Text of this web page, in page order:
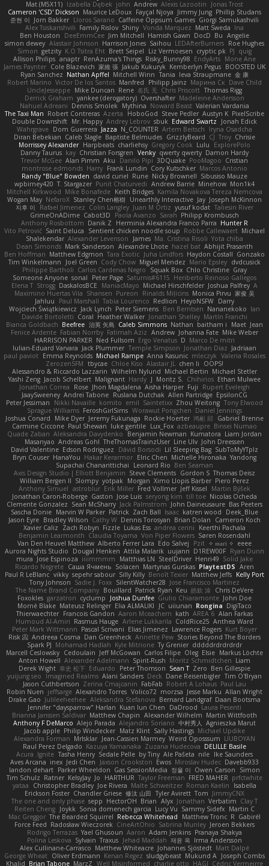
Mat (M5X11) Izabella Dębek john Andrew Alexis Lazootin
Jonas Trost
Cameron 'CSD' Dickson Maurice LeDoux Fayçal Njoya Jimmy Jung Phillip Studans
준현 이 Jorn Bakker Lloros Sarano Caffeine Oppsum Games Giorgi Samukashvili
Alex Tsiskarishvili Family Rislov Shiny Vonda Marquez Matt Sweda Ina
Ben Houston
DeeEmmCee Jim Mitchell Hamish Gawn DocD Bu Angelie
simon dewey Alastair Johnson Harrison Jones Saihou LEDAfterBurners Roe Hughes
Simon getzity K.O Tsitra Eht Brett Seipel Liz Vermoesen cryptic pk PJ quig
Allison Philips anaptr RenAzuma's Things Risky_Bunny98 EndyArts Mone Ane
James Paynter Cole Blazevich 家維 張 Jakub Kukuryk Kemberlyn Pegus BOOSTED UK
Ryan Sanchez Nathan Apffel Mitchell Winn Tania Ieva Straupmane 金 康
Robert Marino Victor De los Santos Manfred Philipp Jainz Марина Ск Dave Child
UncleJesseppe Mike Duncan Rene 名氏 无 Chris Priscott Thomas Rigg
Derrick Graham yankee (derogatory) Overshafter Madeleine Andersson
Nahuel Adreani Dennis Smolek Mythina Noward Beast Valerian Vardania
The Taxi Man Robert Contreras Azerta HoboGod Steve Pedler Austyn K PixelScribe
Double Downshift Mr. Happy Andrey Lebrov sbuk Edward Swartz
Jonah Edick
Wahrgrave Dom Guerrera Jazza N_COUNTER Artem Beitsch
Iryna Osadcha
Diran Bebekian Caleb Slagle Baptiste Belmudes GrizzlyBeard CJ Troy Chrisie
Morrissey Alexander Harpbeats charliehsy Gregory Cook Lulu
ExplorePolo
Danny Taurus kay Christian Forsgren Venky qwerty qwerty Damon Hardy
Trevor McGee Alan Pimm Aku Danilo Pipi 3DQuake PooMagoo Cristian
montrose edmonds Harry Frank Lundin Cory Kutschker Marcos Antonio
Randy "Blue" Bowden david curiel Rune Nicky Brownell Sibusiso Mauze
wpbirney420 T. Stargazer Punit Chaturvedi Andrew Barrie Minehow Mon1k4
Mitchell Kirkwood Mike Bonafede Keith Bridges Kamila Novakova Tereza Nemcova
Wogan May NefaroX Stanley Chen榕樹 Unearthly Interactive Jay Joseph McKinnon
지후 이
Rafael Jimenez Colin Langley Juan M Ortiz yusuf kodat Taliesin River
GrimeOnADime Cabot3D Paola Avanzo Sarah Philipp Krombusch
Anthony Rosbottom Danik Z Herminia Alexandra Franco Parra Hunter R
Vito Petrović Saint Deluca Sentient chicken noodle soup Robbe Callewaert Michael
Shalekendar Alexander Levenson James Ma. Cristina Risoli Yota chiba
Dean Simonds Mark Sanderson Alexandre Lhote hazel bat Abhijit Prasanth
Ben Hoffman Matthew Edgmon Tara Exotic Juha Lindfors Haydon Costall Gonzako
Tim Winkelmann
Joel Green Cody Chow Miguel Mendez Mario Epsley dvdcusick
Philippe Bartholi Carlos Cardenas Negro Squak Box Chlo Christine Gray
Someone Anyone sonal Peter Page Saturnis#6115 Heriberto Reinoso Gallegos
Elena T Strogg DaskalosBCE ManiacMayo Michael Hirschfelder Joshua Palfrey A
Maximino Huertas Vila Shansen Pureon Rinalds Miļicins Monica Pirvu 家俊 吴
Jahluu
Paul Marshall Tabia Lourenco Redlion HeyoNSFW Darry
Wojciech Świątkiewicz Jack Lynch Peter Siemens Ben Berntsen Nananekoko Ian
Davide Bortoletti Coral Heather Walker Jonathan Shelley Martín Franchi
Bianca Goldbach Beefree 治英 矢島 Caleb Simmons Nathan baitham i Maet Jean
Fenice Ardente Fabian Norrby Fatimah Aziz Andrew Johanna Fate Mike Weber
HARRISON PARKER Ned Fullsom Ergo Venatus D Marco De mitri
Iulian-Eduard Varvara Jack Plummer Temple Simpson Jonathan Diaz Jadriaan
paul paviot Emma Reynolds Michael Rampe Anna Kasunic mleczyk Valeria Rosales
ZerozenSFM tbycae Chloe Kiso Alastair JL chen li
OOPS!
Alessandro & Riccardo Lazzarin Wilhelm Nylund Michael Bertin Michael Stetler
Yashi Zeng Jacob Schelbert Malignant Hardy J Moritz S. Chihirios Ethan Mulwee
Jonathan Correa
Rose Jhon Magdalena Aisha Harper Fuji
Rupert Eveleigh
JaaySweeney Andrei Tabone Ruslana Dutchak Allen Partridge EpsilonCG
Peter Jessiman
Nikki Navaille komito emil Saintetixx Zhou Weitong Tony Elwood
Sprague Williams FeroshGirlSims Worawut Pongchen Daniel Jennings
Joshua Conard
Mike Dyer Jeremy Fukunaga Rockie Hoerter 鸿彬 邱 Gabriel Brenne
Carmine Ciccone Paul Shewan luke gentile Lux_Fox azbeaupre Binsei Numao
Quade Zaban Aleksandra Davydenko Benjamin Newman Kumatora Liam Jordan
Masanyao Andreas Gohl TheThomasTrainzUser Line Ulv John Dreessen
David Valentine Edson Rodriguez Dávid Borsodi Lil Sleeping Bag SubToMyYTplz
Bryn Couser HanaYou Hakar Kerarmor Elric Chen Michelle Hironaka Yandong
Supachai Chanarittichai
Leonard Rio Ben Seaman
Axis Design Studio | Elliott Benjamin Steve Clements Gordon S Thomas Deisz
William Bergen II Slompy yotpak Morgan Ximo Llopis Barber Piero Perez
Anthony Simuel astroblur Erik Miller Fred Vollmer Jeff Kissel
Martin Býšek
Jonathan Caron-Roberge Gaston Jose Luis seryong kim till toe Nicolas Ocheda
Clemente Gonzalez Sean McSharry Jack Palmstrom John Daineusaure Bas Peeters
Sascha Donie Marvin W Parker Patrick Zach Ball Isaac katren wood
Deek_Blue
Jason Eyre Bradley Wilson Cathy W Dennis Torosyan Brian Dolan
Cameron Koch
Xavier Caliz
Zach Robyn Fizzle Lukas Ess andrea cerini
Keerthi Pachala
Benjamin Learmonth Claudia Toyama Von Piper Flowers Søren Rosendahl
Van Den Heuvel Matthew Alberto Ferrer Lara Edo Salvej Pzit ✧ 𝔪𝔞𝔯𝔦 ✧ eeee
Aurora Nights Studio
Dougal Henken Attila Malarik uujann D1REW00F Ryan Dunn
mura Jose Espinoza iiiimmmm Matthias LN SteelDriver Henri49 Solid Jake
Ricardo Negrete Саша Ячмень Solacen Martynas Gurskas PlaytestDS Aren
Paul R LeBlanc vikky sepehr sabour Silly Killy Benoît Texier Matthew Jeffs Kelly Port
Tony Johnson Sadie J. Foxx SilentWatcher28 Jose Francisco Martinez
The Name Brand Company Bouillard Patrick Ryan Keu 皓欽 涂 Chris DeVere
Foxokles garzatron cyclump Joshua Dunfee Giulio Chiaramonte John Doe
Mornè Blake Mateusz Relinger Elia ALMALIKI JC uiiunan Rongina DigiTaco
Thierwaechter Francois Gandon Aaron Mceachern kath AREA 6 Alan Farkas
Humoud Al-Amiri Rasmus Hauge Arlene Lukkarila ColdRice25 Anthea Ward
Peter Mark Wittmann Pascal Scrivani Elias Jimenez Lawrence Rogers Kurt Boyer
Risk 📀 Andreea Cosma Dan Greenheck Annette Pew Stories Beyond The Borders
Spark PJ Mohamad Hadlah Kyle Mitrione Ty Grenier dddddrdrdrdrdr
Marcell Ceslowsky Cedoulain Jeff McGowan Carlos Filipe Oleg Elsie Markus Löchte
Anton Howell Alexander Adelmann Spirit-Rush Moritz Schmidtchen Liam
Derek Wight 幸史 松下 Eduardo Peter Thomson Sean T Zero Ben Gillespie
yuijung seo
Imagined Realms Alani Sanders Deck Dane Reisenbigler Tim O'Bryan
Jason Cuthbertson Zerina Cmajcanin FabFab Robert A Lohaus Paul Lau
Robin Nuen jeffsarge Alexandro Torres Volico72 morzsa Jesse Marku Allan Wright
Drake Gao Julileeheehee Aleksandra Stefanova Bernard Landgraf Daan Bootsma
Jennifer "daysparrow" Harlan Kuan lun Chen DaDrood Laura Pesenti
Brianna Janssen Saldivar Matthew Chapin Alexander Wilhelm Martin Wittfooth
Anthony F DeMarco Alejo Parada Alejandro Soriano 中村秀人
Agnieszka Marut
Jacob apple Philip Windecker Matz Klint Sally Hastings Michael Updike
Alexandra Forman MrIsklar Jean-Cassien Marmey Weird Oposssum LIUBOYAN
Raul Perez Delgado Kazuya Yamanaka Zuzana Hudecova DELILLE Basile
Acura .Ignite Tasha Henry Sedale Pelle by Tiny Ale Pašeta nile Ike Saunders
Aves Arcana inex Jedi Chen Jaxson Crookston Ewos Miroslav Hudec Davebb933
landon dehart Parker Wheeldon Gas SessionMedia 정율 이 Owen Carson
Simon
Tim Schulz Ratner KelsyJay Jo HARTHUR Taylor Freeman FRED MAHER prfctwhite
yataa
Christopher Bradley Joe Rivera Malte Schweitzer Roman Kaelin
Isabella
Erickson Foster Chandler Griese 修汰 山田 Tyler Avirett Tom JimmyCNX
The one and only phase sepp HectorOH Brian Alyx Jonathan Verbatim Clay T
Reiten Cheng Joykk Sonia domenech garcia Lucy Vu Sammy Sidefx Martin C
Mac Greggor The Bearded Squirrel Rebecca Whitehead Matthew Tronc R Gabirél
Force Feed Radosław Wieczorek CineArtOhio Sabrina Munley Jeroen Bekkers
Rodrigo Terrazas Yael Ghusoun Aaron Adam Jenkins Pranaya Shakya
Polina Leskova Sylvain Traxus Jehad Maddah 재윤 옥 Irma Andersson
Alex Cullinane-Carrasco Matthew Whiteacre Johannes Sjöstedt Matt Dalpé
George Wheat Oliver Erdmann Kenan Regez sludgybeast Mukund A
Joseph Combs
Khalid Brian Tabone MarzZ Well Misinformed charlie otto HAGI Cédric Vermeirre